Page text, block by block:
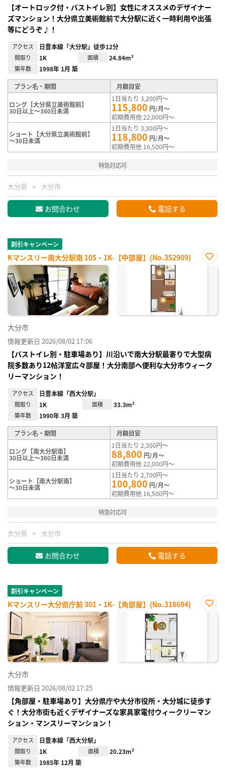
【オートロック付・バストイレ別】女性にオススメのデザイナー
ズマンション！大分県立美術館前で大分駅に近く一時利用や出張
等にどうぞ♪！
アクセス 日豊本線「大分駅」徒歩12分
間取り 1K 面積 24.84m²
築年数 1998年 1月 築
プラン名・期間 月額目安
ロング【大分県立美術館前】
30日以上～360日未満
1日当たり 3,200円～
115,800 円/月～
初期費用他 22,000円～
ショート【大分県立美術館前】
～30日未満
1日当たり 3,300円～
118,800 円/月～
初期費用他 16,500円～
特急対応可
大分県 大分市
お問合わせ 電話する
割引キャンペーン
Kマンスリー南大分駅南 105・1K-【中部屋】(No.352909)
お気
大分市
情報更新日 2026/08/02 17:06
【バストイレ別・駐車場あり】川沿いで南大分駅最寄りで大型病
院多数あり12帖洋室広々部屋！大分南部へ便利な大分市ウィーク
リーマンション！
アクセス 日豊本線「西大分駅」
間取り 1K 面積 33.3m²
築年数 1990年 3月 築
プラン名・期間 月額目安
ロング【南大分駅南】
30日以上～360日未満
1日当たり 2,300円～
88,800 円/月～
初期費用他 22,000円～
ショート【南大分駅南】
～30日未満
1日当たり 2,700円～
100,800 円/月～
初期費用他 16,500円～
特急対応可
大分県 大分市
お問合わせ 電話する
割引キャンペーン
Kマンスリー大分県庁前 301・1K-【角部屋】(No.318694)
お気
大分市
情報更新日 2026/08/02 17:25
【角部屋・駐車場あり】大分県庁や大分市役所・大分城に徒歩す
ぐ！大分市街も近くデザイナーズな家具家電付ウィークリーマン
ション・マンスリーマンション！
アクセス 日豊本線「西大分駅」
間取り 1K 面積 20.23m²
築年数 1985年 12月 築